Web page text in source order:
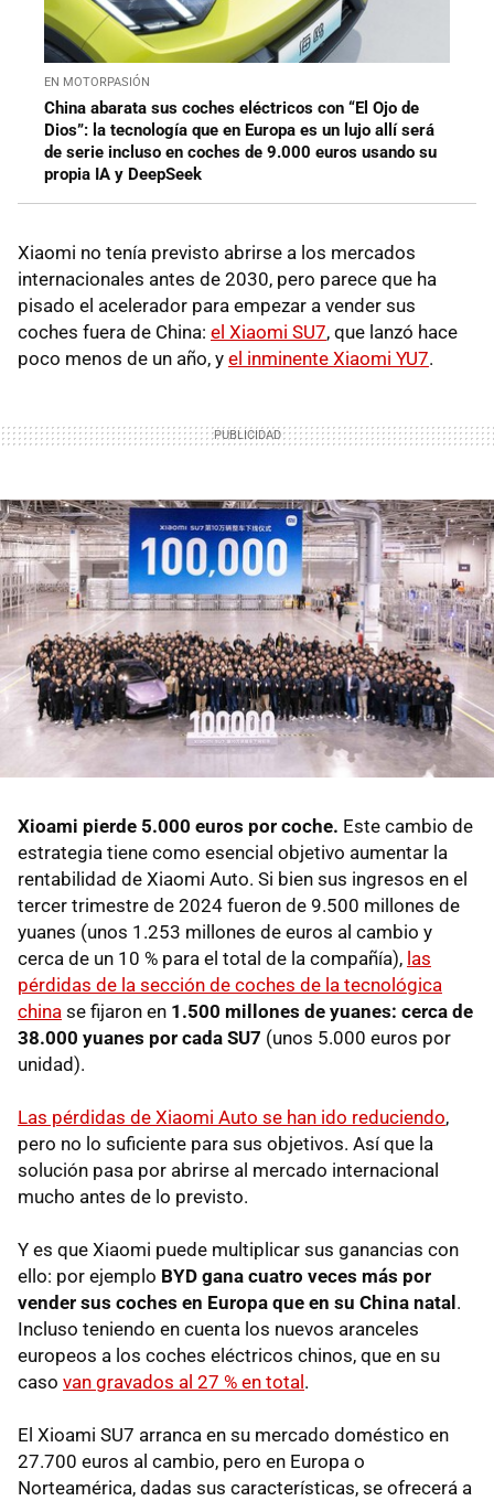
EN MOTORPASIÓN
China abarata sus coches eléctricos con “El Ojo de
Dios”: la tecnología que en Europa es un lujo allí será
de serie incluso en coches de 9.000 euros usando su
propia IA y DeepSeek
Xiaomi no tenía previsto abrirse a los mercados
internacionales antes de 2030, pero parece que ha
pisado el acelerador para empezar a vender sus
coches fuera de China: el Xiaomi SU7, que lanzó hace
poco menos de un año, y el inminente Xiaomi YU7.
Xioami pierde 5.000 euros por coche. Este cambio de
estrategia tiene como esencial objetivo aumentar la
rentabilidad de Xiaomi Auto. Si bien sus ingresos en el
tercer trimestre de 2024 fueron de 9.500 millones de
yuanes (unos 1.253 millones de euros al cambio y
cerca de un 10 % para el total de la compañía), las
pérdidas de la sección de coches de la tecnológica
china se fijaron en 1.500 millones de yuanes: cerca de
38.000 yuanes por cada SU7 (unos 5.000 euros por
unidad).
Las pérdidas de Xiaomi Auto se han ido reduciendo,
pero no lo suficiente para sus objetivos. Así que la
solución pasa por abrirse al mercado internacional
mucho antes de lo previsto.
Y es que Xiaomi puede multiplicar sus ganancias con
ello: por ejemplo BYD gana cuatro veces más por
vender sus coches en Europa que en su China natal.
Incluso teniendo en cuenta los nuevos aranceles
europeos a los coches eléctricos chinos, que en su
caso van gravados al 27 % en total.
El Xioami SU7 arranca en su mercado doméstico en
27.700 euros al cambio, pero en Europa o
Norteamérica, dadas sus características, se ofrecerá a